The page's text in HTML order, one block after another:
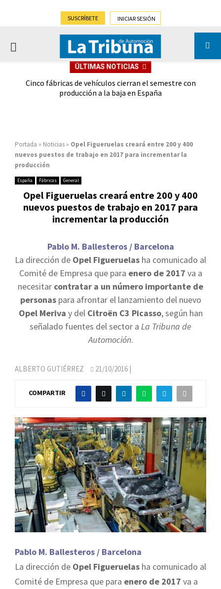
SUSCRÍBETE INICIAR SESIÓN
PRIMARY
ÚLTIMAS NOTICIAS
Cinco fábricas de vehículos cierran el semestre con
producción a la baja en España
Portada » Noticias » Opel Figueruelas creará entre 200 y 400
nuevos puestos de trabajo en 2017 para incrementar la
producción
España Fábricas General
Opel Figueruelas creará entre 200 y 400
nuevos puestos de trabajo en 2017 para
incrementar la producción
Pablo M. Ballesteros / Barcelona
La dirección de Opel Figueruelas ha comunicado al
Comité de Empresa que para enero de 2017 va a
necesitar contratar a un número importante de
personaspara afrontar el lanzamiento del nuevo
Opel Meriva y del Citroën C3 Picasso, según han
señalado fuentes del sector a La Tribuna de
Automoción.
ALBERTO GUTIÉRREZ 21/10/2016 |
COMPARTIR
Pablo M. Ballesteros / Barcelona
La dirección de Opel Figueruelas ha comunicado al
Comité de Empresa que para enero de 2017 va a